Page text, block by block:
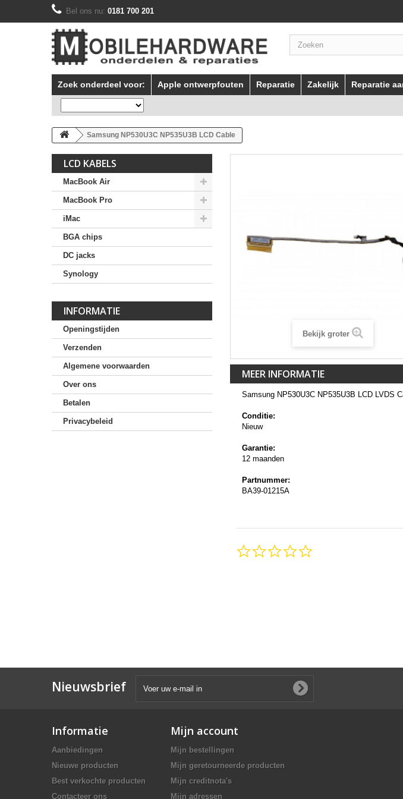
Bel ons nu: 0181 700 201
Zoek onderdeel voor: Apple ontwerpfouten Reparatie Zakelijk Reparatie
Samsung NP530U3C NP535U3B LCD Cable
LCD KABELS
MacBook Air
MacBook Pro
iMac
BGA chips
DC jacks
Synology
INFORMATIE
Openingstijden
Verzenden
Algemene voorwaarden
Over ons
Betalen
Privacybeleid
Bekijk groter
MEER INFORMATIE
Samsung NP530U3C NP535U3B LCD LVDS
Conditie:
Nieuw
Garantie:
12 maanden
Partnummer:
BA39-01215A
Nieuwsbrief
Informatie
Aanbiedingen
Nieuwe producten
Best verkochte producten
Contacteer ons
Mijn account
Mijn bestellingen
Mijn geretourneerde producten
Mijn creditnota's
Mijn adressen